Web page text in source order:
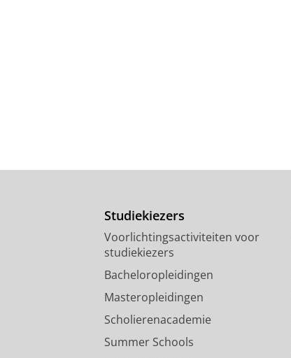
Studiekiezers
Voorlichtingsactiviteiten voor
studiekiezers
Bacheloropleidingen
Masteropleidingen
Scholierenacademie
Summer Schools